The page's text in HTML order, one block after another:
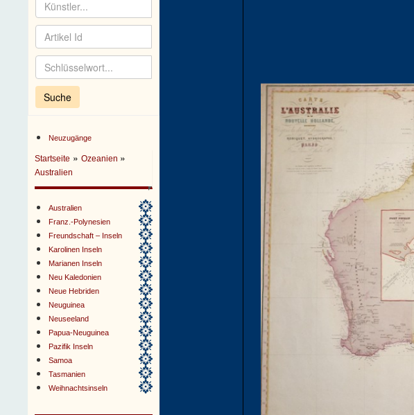
Neuzugänge
Startseite »Ozeanien »
Australien
Australien
Franz.-Polynesien
Freundschaft – Inseln
Karolinen Inseln
Marianen Inseln
Neu Kaledonien
Neue Hebriden
Neuguinea
Neuseeland
Papua-Neuguinea
Pazifik Inseln
Samoa
Tasmanien
Weihnachtsinseln